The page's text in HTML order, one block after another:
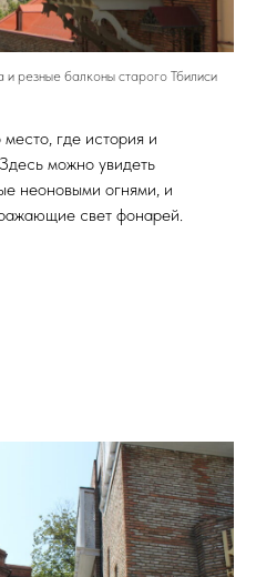
и резные балконы старого Тбилиси
где история и
можно увидеть
неоновыми огнями, и
свет фонарей.